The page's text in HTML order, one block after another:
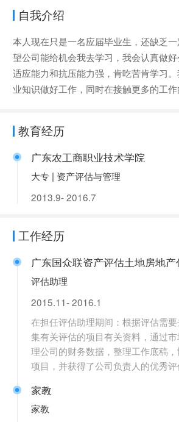
自我介绍
本人现在只是一名应届毕业生，还缺乏
望公司能给机会我去学习，我会认真做好
适应能力和抗压能力强，肯吃苦肯学习
业知识做好工作，同时在接触更多的工作
教育经历
广东农工商职业技术学院
大专 | 资产评估与管理
2013.9- 2016.7
工作经历
评估助理
2015.11- 2016.1
在担任评估助理期间：根据评估需
集有关评估的项目有关资料，通过
理公司的财务数据，整理工作底稿
项目，并获得了公司负责人的优秀评
家教
家教